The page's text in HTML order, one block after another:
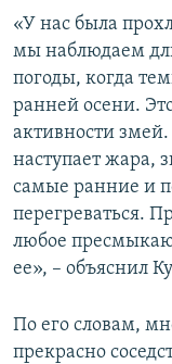
ELIFBE
«У нас была
мы наблюдаем
погоды, когда
ранней осени.
активности змей.
наступает жара,
самые ранние и
перегреваться.
любое
ее», – объяснил
По его словам,
прекрасно